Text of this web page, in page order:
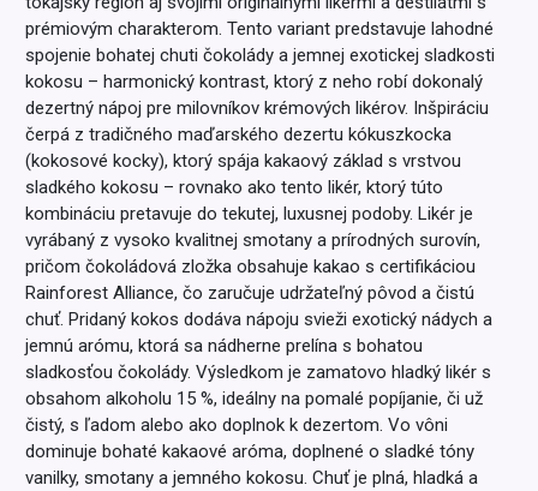
prémiovým charakterom. Tento variant predstavuje lahodné
spojenie bohatej chuti čokolády a jemnej exotickej sladkosti
kokosu – harmonický kontrast, ktorý z neho robí dokonalý
dezertný nápoj pre milovníkov krémových likérov. Inšpiráciu
čerpá z tradičného maďarského dezertu kókuszkocka
(kokosové kocky), ktorý spája kakaový základ s vrstvou
sladkého kokosu – rovnako ako tento likér, ktorý túto
kombináciu pretavuje do tekutej, luxusnej podoby. Likér je
vyrábaný z vysoko kvalitnej smotany a prírodných surovín,
pričom čokoládová zložka obsahuje kakao s certifikáciou
Rainforest Alliance, čo zaručuje udržateľný pôvod a čistú
chuť. Pridaný kokos dodáva nápoju svieži exotický nádych a
jemnú arómu, ktorá sa nádherne prelína s bohatou
sladkosťou čokolády. Výsledkom je zamatovo hladký likér s
obsahom alkoholu 15 %, ideálny na pomalé popíjanie, či už
čistý, s ľadom alebo ako doplnok k dezertom. Vo vôni
dominuje bohaté kakaové aróma, doplnené o sladké tóny
vanilky, smotany a jemného kokosu. Chuť je plná, hladká a